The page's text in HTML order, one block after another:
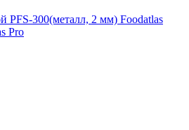
PFS-300(металл, 2 мм) Foodatlas
Pro